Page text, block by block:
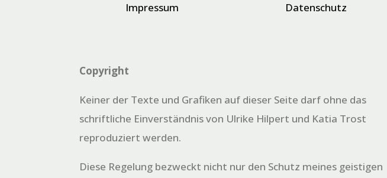
Impressum Datenschutz
Copyright
Keiner der Texte und Grafiken auf dieser Seite darf ohne das
schriftliche Einverständnis von Ulrike Hilpert und Katia Trost
reproduziert werden.
Diese Regelung bezweckt nicht nur den Schutz meines geistigen